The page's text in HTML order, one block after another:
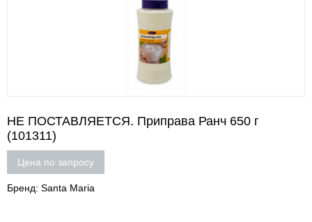
НЕ ПОСТАВЛЯЕТСЯ. Приправа Ранч 650 г
(101311)
Цена по запросу
Бренд: Santa Maria